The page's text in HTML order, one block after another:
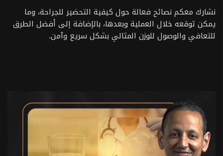
نشارك معكم نصائح فعالة حول كيفية التحضير للجراحة، وما
يمكن توقعه خلال العملية وبعدها، بالإضافة إلى أفضل الطرق
للتعافي والوصول للوزن المثالي بشكل سريع وآمن.